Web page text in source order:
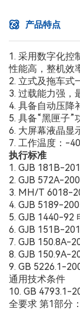
产品特点
1. 采用数字化控
性能高，整机效
2. 立式及拖车式
3. 过载能力强，
4. 具备自动压降
5. 具备“黑匣子”
6. 大屏幕液晶显
7. 工作温度：-
执行标准
1. GJB 181B-
2. GJB 572A-
3. MH/T 6018-
4. GJB 5189-
5. GJB 1440-92
6. GJB 151B-
7. GJB 150.8A-
8. GJB 150.9A-
9. GB 5226.1-
通用技术条件
10. GB 4793.1-
全要求 第1部分